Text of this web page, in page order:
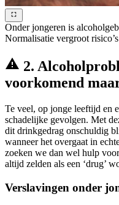
Onder jongeren is
Normalisatie vergroot
2.
voorkomend
Te veel, op jonge leeftijd en
schadelijke gevolgen. Met
dit drinkgedrag onschuldig
wanneer het overgaat in
zoeken we dan wel hulp
altijd zelden als een ‘drug’
Verslavingen onder